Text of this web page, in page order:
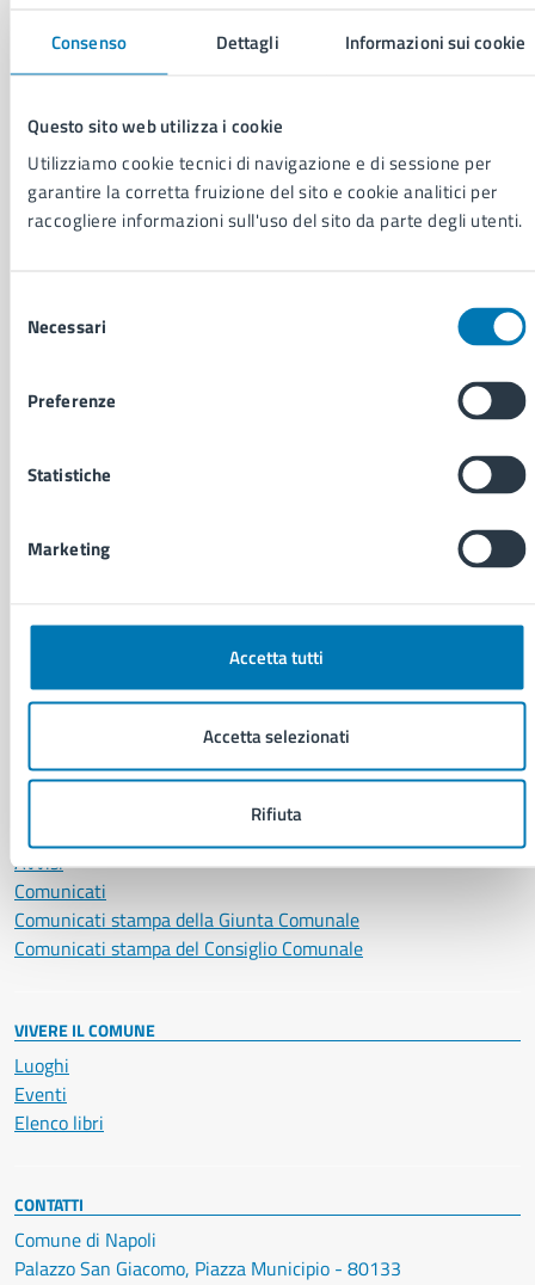
Consenso Dettagli Informazioni sui cookie
Questo sito web utilizza i cookie
Utilizziamo cookie tecnici di navigazione e di sessione per
garantire la corretta fruizione del sito e cookie analitici per
raccogliere informazioni sull'uso del sito da parte degli utenti.
delNecessari
Preferenze
Statistiche
Marketing
Accetta tutti
Accetta selezionati
Rifiuta
AMMINISTRAZIONE
Aree amministrative
Organi di governo
Municipalità
Uffici
Enti e fondazioni
Politici
Intranet, posta aziendale e protocollo
CATEGORIE DI SERVIZIO
Autorizzazioni
Documenti e certificati
Imprese e commercio
Salute, benessere e assistenza
Servizi Cimiteriali
Avvisi
Comunicati
Comunicati stampa della Giunta Comunale
Comunicati stampa del Consiglio Comunale
VIVERE IL COMUNE
Luoghi
Eventi
Elenco libri
CONTATTI
Comune di Napoli
Palazzo San Giacomo, Piazza Municipio - 80133